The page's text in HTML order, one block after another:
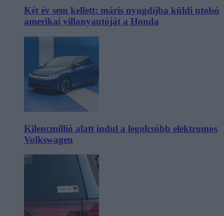
Két év sem kellett: máris nyugdíjba küldi utolsó
amerikai villanyautóját a Honda
Kilencmillió alatt indul a legolcsóbb elektromos
Volkswagen